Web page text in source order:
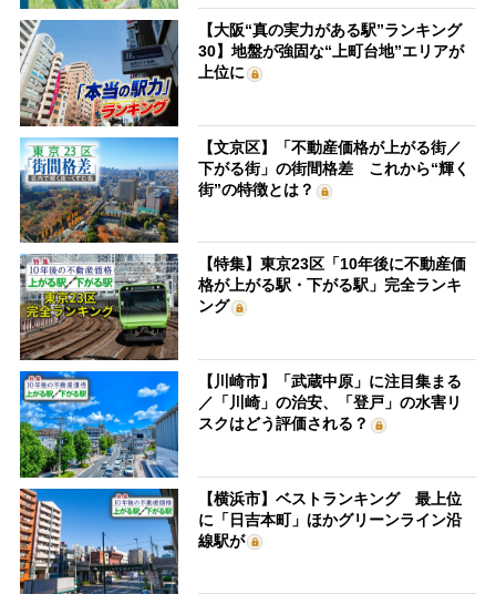
【大阪“真の実力がある駅”ランキング
30】地盤が強固な“上町台地”エリアが
上位に
【文京区】「不動産価格が上がる街／
下がる街」の街間格差 これから“輝く
街”の特徴とは？
【特集】東京23区「10年後に不動産価
格が上がる駅・下がる駅」完全ランキ
ング
【川崎市】「武蔵中原」に注目集まる
／「川崎」の治安、「登戸」の水害リ
スクはどう評価される？
【横浜市】ベストランキング 最上位
に「日吉本町」ほかグリーンライン沿
線駅が